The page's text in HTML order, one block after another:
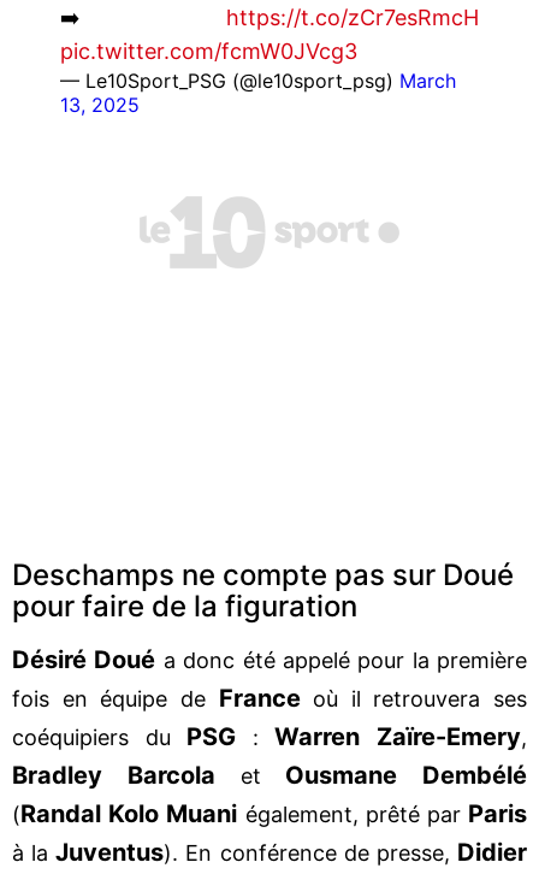
➡️ https://t.co/zCr7esRmcH
pic.twitter.com/fcmW0JVcg3
— Le10Sport_PSG (@le10sport_psg) March
13, 2025
Deschamps ne compte pas sur Doué
pour faire de la figuration
Désiré Doué a donc été appelé pour la première
fois en équipe de Franceoù il retrouvera ses
coéquipiers du PSG :Warren Zaïre-Emery,
Bradley Barcola et Ousmane Dembélé
(Randal Kolo Muani également, prêté par Paris
à laJuventus). En conférence de presse, Didier